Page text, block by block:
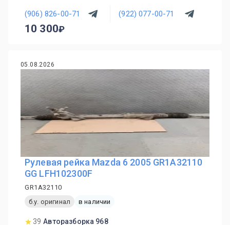
(906) 826-00-71 (922) 077-00-71
10 300
05.08.2026
Рулевая рейка Mazda 6 2005 GR1A32110
GG LFH102300F
GR1A32110
б.у. оригинал
в наличии
39 Авторазборка 968